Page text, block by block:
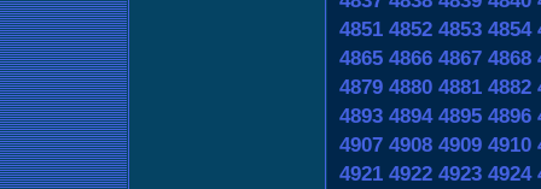
4851 4852 4853 4854
4865 4866 4867 4868
4879 4880 4881 4882
4893 4894 4895 4896
4907 4908 4909 4910
4921 4922 4923 4924